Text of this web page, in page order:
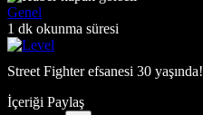
Genel
1 dk okunma süresi
Street Fighter efsanesi 30 yaşında!
İçeriği Paylaş